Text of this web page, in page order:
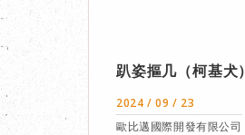
趴姿摳几（柯基犬）
2024 / 09 / 23
歐比邁國際開發有限公司